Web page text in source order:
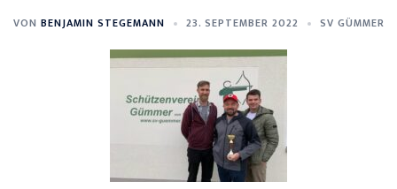
VON BENJAMIN STEGEMANN 23. SEPTEMBER 2022 SV GÜMMER